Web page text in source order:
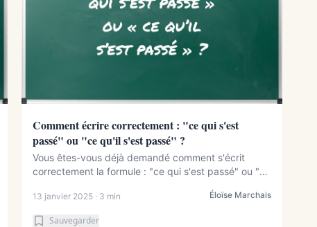
Comment écrire correctement : "ce qui s'est
passé" ou "ce qu'il s'est passé" ?
Vous êtes-vous déjà demandé comment s'écrit
correctement la formule : "ce qui s'est passé" ou "ce
13 janvier 2025 · 3 min Éloïse Marchais
Sauvegarder